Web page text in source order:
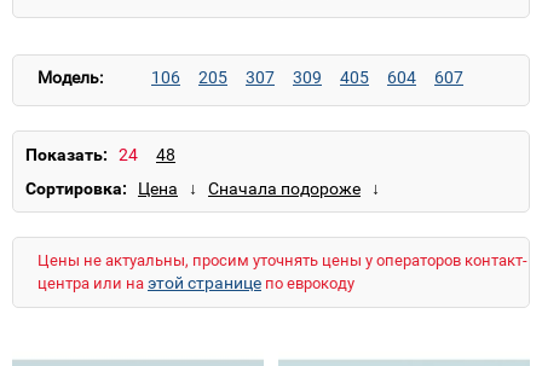
Модель: 106 205 307 309 405 604 607
Показать:
Сортировка:
Цены не актуальны, просим уточнять цены у операторов контакт-
центра или на этой странице по еврокоду